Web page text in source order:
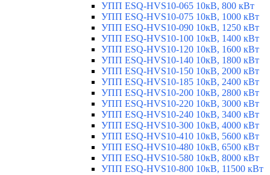
УПП ESQ-HVS10-065 10кВ, 800 кВт
УПП ESQ-HVS10-075 10кВ, 1000 кВт
УПП ESQ-HVS10-090 10кВ, 1250 кВт
УПП ESQ-HVS10-100 10кВ, 1400 кВт
УПП ESQ-HVS10-120 10кВ, 1600 кВт
УПП ESQ-HVS10-140 10кВ, 1800 кВт
УПП ESQ-HVS10-150 10кВ, 2000 кВт
УПП ESQ-HVS10-185 10кВ, 2400 кВт
УПП ESQ-HVS10-200 10кВ, 2800 кВт
УПП ESQ-HVS10-220 10кВ, 3000 кВт
УПП ESQ-HVS10-240 10кВ, 3400 кВт
УПП ESQ-HVS10-300 10кВ, 4000 кВт
УПП ESQ-HVS10-410 10кВ, 5600 кВт
УПП ESQ-HVS10-480 10кВ, 6500 кВт
УПП ESQ-HVS10-580 10кВ, 8000 кВт
УПП ESQ-HVS10-800 10кВ, 11500 кВт